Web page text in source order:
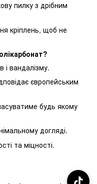
пилку з дрібним
кріплень, щоб не
і вандалізму.
європейським
будь якому
догляді.
та міцності.